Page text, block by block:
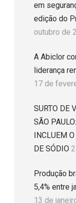
em
edição do
outubro de
A Abiclor
liderança
17 de
SURTO DE
SÃO
INCLUEM
DE SÓDIO
Produção
5,4% entre
13 de